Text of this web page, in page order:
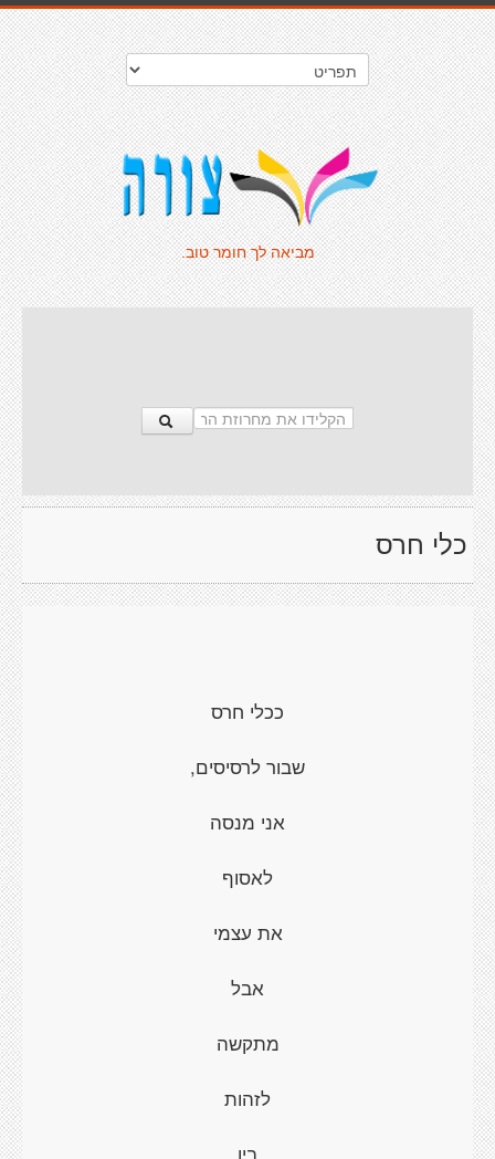
מביאה לך חומר טוב.
כלי חרס
ככלי חרס
שבור לרסיסים,
אני מנסה
לאסוף
את עצמי
אבל
מתקשה
לזהות
בין